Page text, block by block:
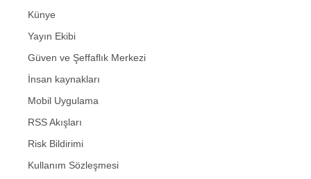
Künye
Yayın Ekibi
Güven ve Şeffaflık Merkezi
İnsan kaynakları
Mobil Uygulama
RSS Akışları
Risk Bildirimi
Kullanım Sözleşmesi